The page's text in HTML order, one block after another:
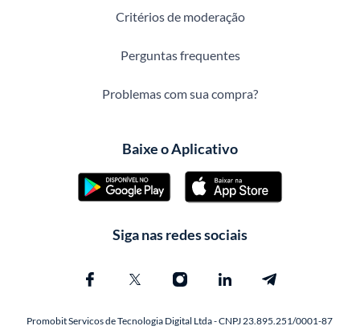
Critérios de moderação
Perguntas frequentes
Problemas com sua compra?
Baixe o Aplicativo
Siga nas redes sociais
Promobit Servicos de Tecnologia Digital Ltda - CNPJ 23.895.251/0001-87